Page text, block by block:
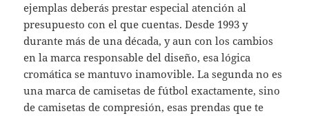
ejemplas deberás prestar especial atención al
presupuesto con el que cuentas. Desde 1993 y
durante más de una década, y aun con los cambios
en la marca responsable del diseño, esa lógica
cromática se mantuvo inamovible. La segunda no es
una marca de camisetas de fútbol exactamente, sino
de camisetas de compresión, esas prendas que te